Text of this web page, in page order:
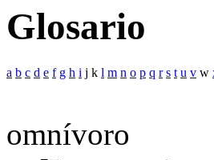
Glosario
a b c d e f g h i j k l m n o p q r s t u v w
omnívoro